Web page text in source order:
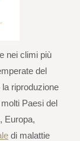
nei climi più
del
riproduzione
Paesi del
Europa,
di malattie